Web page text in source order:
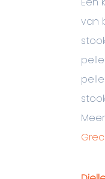
van